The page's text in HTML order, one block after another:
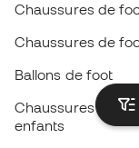
Chaussures de
Chaussures de
Ballons de foot
Chaussures de
enfants